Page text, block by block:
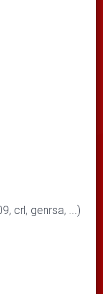
crl, genrsa, ...)